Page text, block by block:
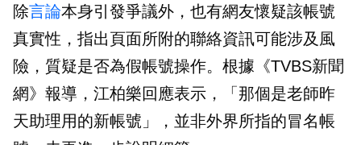
除言論本身引發爭議外，也有網友懷疑該帳號
真實性，指出頁面所附的聯絡資訊可能涉及風
險，質疑是否為假帳號操作。根據《TVBS新聞
網》報導，江柏樂回應表示，「那個是老師昨
天助理用的新帳號」，並非外界所指的冒名帳